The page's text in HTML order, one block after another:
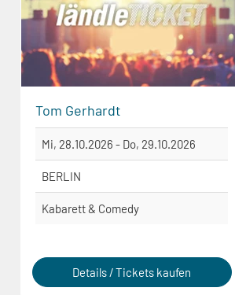
Tom Gerhardt
Mi, 28.10.2026 - Do, 29.10.2026
BERLIN
Kabarett & Comedy
Details / Tickets kaufen